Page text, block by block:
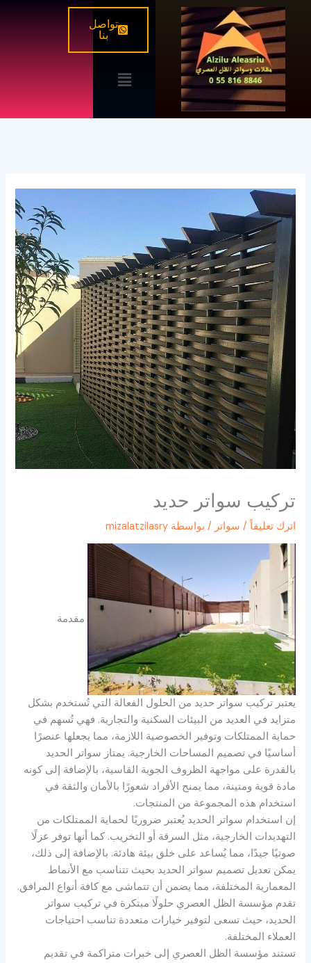
تخطي
المحتوى
تواصل
بنا
القائمة
تركيب سواتر حديد
اترك تعليقاً / سواتر / بواسطة mizalatzilasry
مقدمة
يعتبر تركيب سواتر حديد من الحلول الفعالة التي تُستخدم بشكل
متزايد في العديد من البيئات السكنية والتجارية. فهي تُسهم في
حماية الممتلكات وتوفير الخصوصية اللازمة، مما يجعلها عنصرًا
أساسيًا في تصميم المساحات الخارجية. يمتاز سواتر الحديد
بالقدرة على مواجهة الظروف الجوية القاسية، بالإضافة إلى كونه
مادة قوية ومتينة، مما يمنح الأفراد شعورًا بالأمان والثقة في
استخدام هذه المجموعة من المنتجات.
إن استخدام سواتر الحديد يُعتبر ضروريًا لحماية الممتلكات من
التهديدات الخارجية، مثل السرقة أو التخريب. كما أنها توفر عزلًا
صوتيًا جيدًا، مما يُساعد على خلق بيئة هادئة. بالإضافة إلى ذلك،
يمكن تعديل تصميم سواتر الحديد بحيث تتناسب مع الأنماط
المعمارية المختلفة، مما يضمن أن تتماشى مع كافة أنواع المرافق.
تقدم مؤسسة الظل العصري حلولًا مبتكرة في تركيب سواتر
الحديد، حيث تسعى لتوفير خيارات متعددة تناسب احتياجات
العملاء المختلفة.
تستند مؤسسة الظل العصري إلى خبرات متراكمة في تقديم